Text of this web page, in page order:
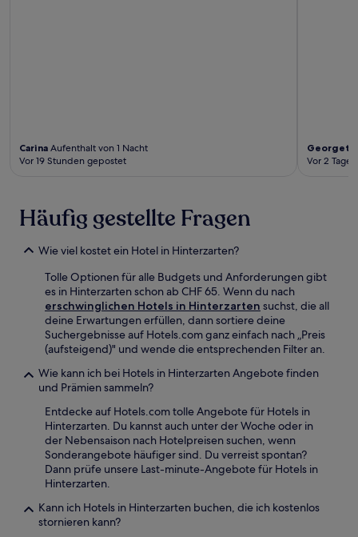
Carina Aufenthalt von 1 Nacht
Vor 19 Stunden gepostet
Vor 2
Häufig gestellte Fragen
Wie viel kostet ein Hotel in Hinterzarten?
Tolle Optionen für alle Budgets und Anforderungen gibt
es in Hinterzarten schon ab CHF 65. Wenn du nach
erschwinglichen Hotels in Hinterzarten suchst, die all
deine Erwartungen erfüllen, dann sortiere deine
Suchergebnisse auf Hotels.com ganz einfach nach „Preis
(aufsteigend)" und wende die entsprechenden Filter an.
Wie kann ich bei Hotels in Hinterzarten Angebote finden
und Prämien sammeln?
Entdecke auf Hotels.com tolle Angebote für Hotels in
Hinterzarten. Du kannst auch unter der Woche oder in
der Nebensaison nach Hotelpreisen suchen, wenn
Sonderangebote häufiger sind. Du verreist spontan?
Dann prüfe unsere Last-minute-Angebote für Hotels in
Hinterzarten.
Kann ich Hotels in Hinterzarten buchen, die ich kostenlos
stornieren kann?